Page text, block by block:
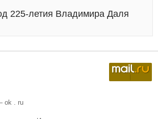
225-летия Владимира Даля
ok . ru